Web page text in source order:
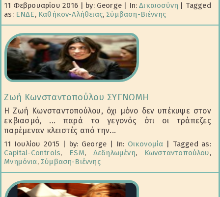
11 Φεβρουαρίου 2016 | by: George | In:Δικαιοσύνη | Tagged
as: ΕΝΔΕ, Καθήκον-Αλήθειας, Σύμβαση-Βιέννης
Ζωή Κωνσταντοπούλου ΣΥΓΝΩΜΗ
Η Ζωή Κωνσταντοπούλου, όχι μόνο δεν υπέκυψε στον
εκβιασμό, ... παρά το γεγονός ότι οι τράπεζες
παρέμεναν κλειστές από την...
11 Ιουλίου 2015 | by: George | In: Οικονομία | Tagged as:
Capital-Controls, ESM, Δεδηλωμένη, Κωνσταντοπούλου,
Μνημόνια, Σύμβαση-Βιέννης